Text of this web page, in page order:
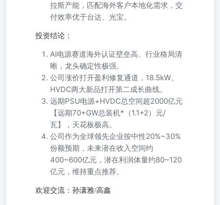
拉斯产能，匹配海外客户本地化需求，交
付效率优于台达、光宝。
投资结论：
AI电源赛道海外认证壁垒高、行业格局清
晰，龙头确定性极强。
公司涨价打开盈利修复通道，18.5kW、
HVDC两大新品打开第二成长曲线。
远期PSU电源+HVDC总空间超2000亿元
【远期70+GW总装机*（1.1+2）元/
瓦】，天花板极高。
公司作为全球领先企业按中性20%~30%
份额预期，未来潜在收入空间约
400~600亿元，潜在利润体量约80~120
亿元，维持重点推荐。
欢迎交流：孙潇雅/高鑫